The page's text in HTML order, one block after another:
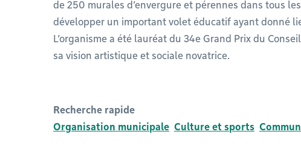
de 250 murales d’envergure et pérennes dans tous
développer un important volet éducatif ayant donné
L’organisme a été lauréat du 34e Grand Prix du
sa vision artistique et sociale novatrice.
Recherche rapide
Organisation municipale Culture et sports